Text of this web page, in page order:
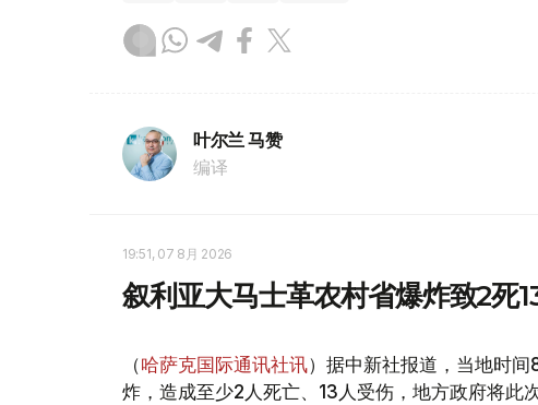
叶尔兰 马赞
编译
19:51, 07 8月 2026
叙利亚大马士革农村省爆炸致2死
（哈萨克国际通讯社讯）据中新社报道，当地时
炸，造成至少2人死亡、13人受伤，地方政府将此